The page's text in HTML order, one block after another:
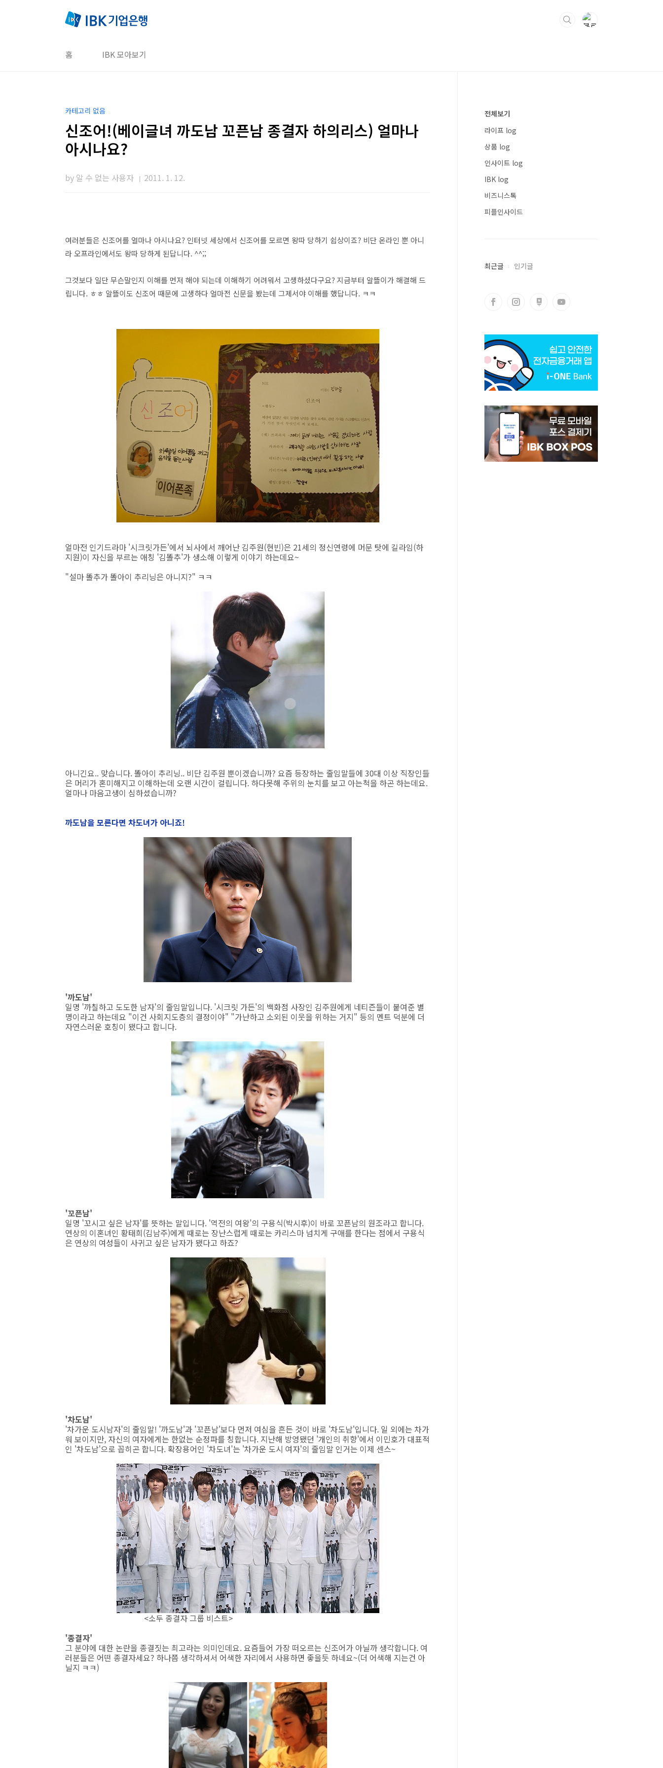
홈 IBK 모아보기
카테고리 없음
신조어!(베이글녀 까도남 꼬픈남 종결자 하의리스) 얼마나
아시나요?
by 알 수 없는 사용자 2011. 1. 12.
여러분들은 신조어를 얼마나 아시나요? 인터넷 세상에서 신조어를 모르면 왕따 당하기 쉽상이죠? 비단 온라인 뿐 아니
라 오프라인에서도 왕따 당하게 된답니다. ^^;;
그것보다 일단 무슨말인지 이해를 먼저 해야 되는데 이해하기 어려워서 고생하셨다구요? 지금부터 알뜰이가 해결해 드
립니다. ㅎㅎ 알뜰이도 신조어 때문에 고생하다 얼마전 신문을 봤는데 그제서야 이해를 했답니다. ㅋㅋ
얼마전 인기드라마 '시크릿가든'에서 뇌사에서 깨어난 김주원(현빈)은 21세의 정신연령에 머문 탓에 길라임(하
지원)이 자신을 부르는 애칭 '김똘추'가 생소해 이렇게 이야기 하는데요~
"설마 똘추가 똘아이 추리닝은 아니지?" ㅋㅋ
아니긴요.. 맞습니다. 똘아이 추리닝.. 비단 김주원 뿐이겠습니까? 요즘 등장하는 줄임말들에 30대 이상 직장인들
은 머리가 혼미해지고 이해하는데 오랜 시간이 걸립니다. 하다못해 주위의 눈치를 보고 아는척을 하곤 하는데요.
얼마나 마음고생이 심하셨습니까?
까도남을 모른다면 차도녀가 아니죠!
'까도남'
일명 '까칠하고 도도한 남자'의 줄임말입니다. '시크릿 가든'의 백화점 사장인 김주원에게 네티즌들이 붙여준 별
명이라고 하는데요 "이건 사회지도층의 결정이야" "가난하고 소외된 이웃을 위하는 거지" 등의 멘트 덕분에 더
자연스러운 호칭이 됐다고 합니다.
'꼬픈남'
일명 '꼬시고 싶은 남자'를 뜻하는 말입니다. '역전의 여왕'의 구용식(박시후)이 바로 꼬픈남의 원조라고 합니다.
연상의 이혼녀인 황태희(김남주)에게 때로는 장난스럽게 때로는 카리스마 넘치게 구애를 한다는 점에서 구용식
은 연상의 여성들이 사귀고 싶은 남자가 됐다고 하죠?
'차도남'
'차가운 도시남자'의 줄임말! '까도남'과 '꼬픈남'보다 먼저 여심을 흔든 것이 바로 '차도남'입니다. 일 외에는 차가
워 보이지만, 자신의 여자에게는 한없는 순정파를 칭합니다. 지난해 방영됐던 '개인의 취향'에서 이민호가 대표적
인 '차도남'으로 꼽히곤 합니다. 확장용어인 '차도녀'는 '차가운 도시 여자'의 줄임말 인거는 이제 센스~
<소두 종결자 그룹 비스트>
'종결자'
그 분야에 대한 논란을 종결짓는 최고라는 의미인데요. 요즘들어 가장 떠오르는 신조어가 아닐까 생각합니다. 여
러분들은 어떤 종결자세요? 하나쯤 생각하셔서 어색한 자리에서 사용하면 좋을듯 하네요~(더 어색해 지는건 아
닐지 ㅋㅋ)
전체보기
라이프 log
상품 log
인사이트 log
IBK log
비즈니스톡
피플인사이드
최근글 인기글